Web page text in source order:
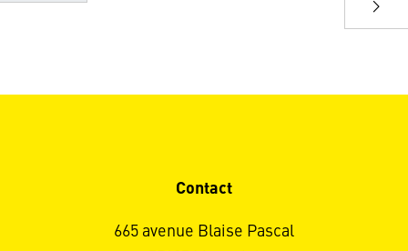
Contact
665 avenue Blaise Pascal